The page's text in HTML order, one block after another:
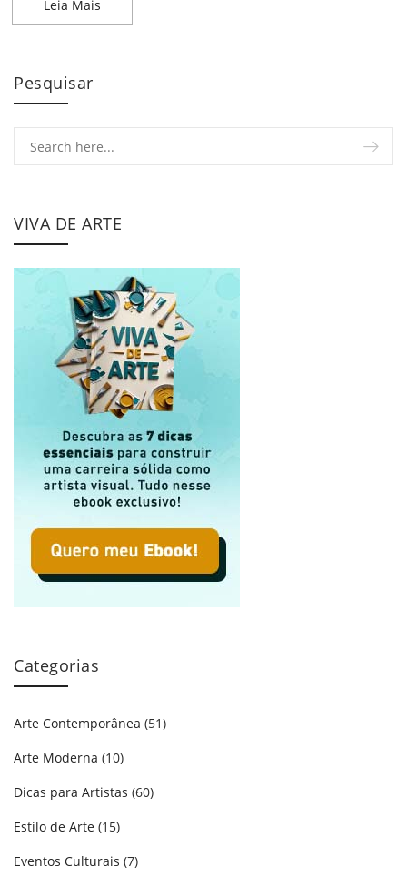
Leia Mais
Pesquisar
VIVA DE ARTE
Categorias
Arte Contemporânea (51)
Arte Moderna (10)
Dicas para Artistas (60)
Estilo de Arte (15)
Eventos Culturais (7)